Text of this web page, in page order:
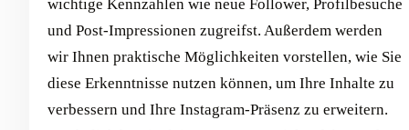
wichtige Kennzahlen wie neue Follower, Profilbesuche
und Post-Impressionen zugreifst. Außerdem werden
wir Ihnen praktische Möglichkeiten vorstellen, wie Sie
diese Erkenntnisse nutzen können, um Ihre Inhalte zu
verbessern und Ihre Instagram-Präsenz zu erweitern.